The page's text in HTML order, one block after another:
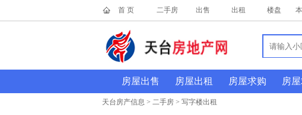
首 页 二手房 出售 出租 楼盘
房屋出售 房屋出租 房屋求购 房
天台房产信息 > 二手房 > 写字楼出租